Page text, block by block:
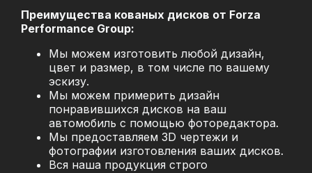
Преимущества кованых дисков от Forza
Performance Group:
Мы можем изготовить любой дизайн,
цвет и размер, в том числе по вашему
эскизу.
Мы можем примерить дизайн
понравившихся дисков на ваш
автомобиль с помощью фоторедактора.
Мы предоставляем 3D чертежи и
фотографии изготовления ваших дисков.
Вся наша продукция строго